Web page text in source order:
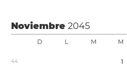
Noviembre2045
D L M M
44 1